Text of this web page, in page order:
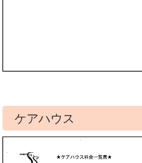
ケアハウス